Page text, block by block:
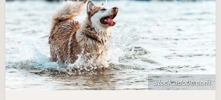
stock.adobe.com